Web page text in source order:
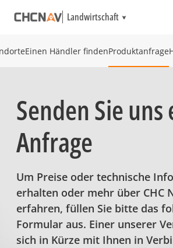
Landwirtschaft
Einen Händler findenProduktanfrage
Senden Sie uns
Anfrage
Um Preise oder technische
erhalten oder mehr über CHC
erfahren, füllen Sie bitte das
Formular aus. Einer unserer
sich in Kürze mit Ihnen in